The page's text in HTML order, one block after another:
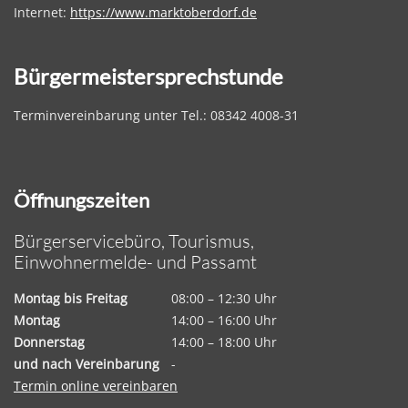
Internet: https://www.marktoberdorf.de
Bürgermeistersprechstunde
Terminvereinbarung unter Tel.: 08342 4008-31
Öffnungszeiten
Bürgerservicebüro, Tourismus,
Einwohnermelde- und Passamt
Montag bis Freitag
08:00 – 12:30 Uhr
Montag
14:00 – 16:00 Uhr
Donnerstag
14:00 – 18:00 Uhr
und nach Vereinbarung
-
Termin online vereinbaren